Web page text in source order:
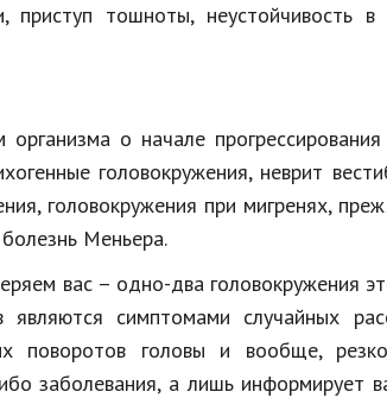
приступ тошноты, неустойчивость в
о начале прогрессирования
головокружения, неврит
головокружения при мигренях,
Меньера.
вас – одно-два головокружения
симптомами случайных
поворотов головы и вообще,
заболевания, а лишь информирует